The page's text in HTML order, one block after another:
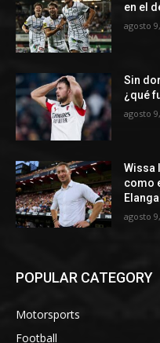
en el
agosto
Sin
¿qué
agosto
Wissa
como
agosto
POPULAR CATEGORY
Motorsports
Football